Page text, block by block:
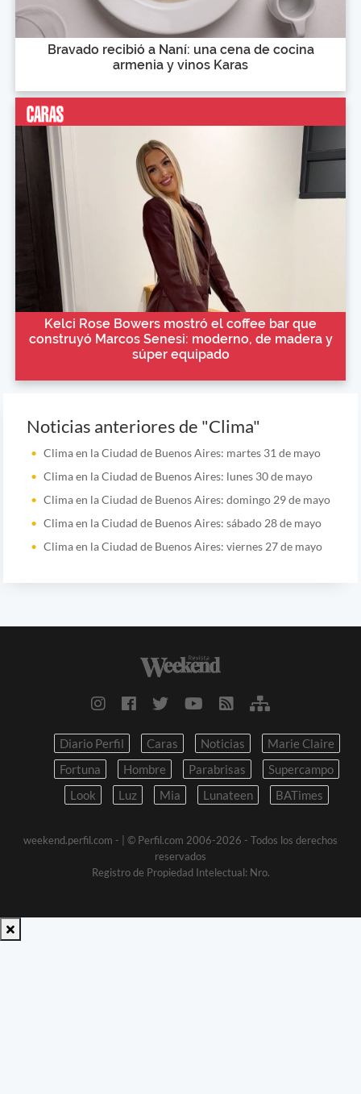
Bravado recibió a Naní: una cena de cocina
armenia y vinos Karas
Kelci Rose Bowers mostró el coffee bar que
construyó Marcos Senesi: moderno, de madera y
súper equipado
Noticias anteriores de "Clima"
Clima en la Ciudad de Buenos Aires: martes 31 de mayo
Clima en la Ciudad de Buenos Aires: lunes 30 de mayo
Clima en la Ciudad de Buenos Aires: domingo 29 de mayo
Clima en la Ciudad de Buenos Aires: sábado 28 de mayo
Clima en la Ciudad de Buenos Aires: viernes 27 de mayo
Diario Perfil Caras Noticias
Marie Claire
Fortuna
Hombre Parabrisas
Supercampo
Look
Luz Mia Lunateen BATimes
weekend.perfil.com -
| © Perfil.com 2006-2026 - Todos los derechos
reservados
Registro de Propiedad Intelectual: Nro.